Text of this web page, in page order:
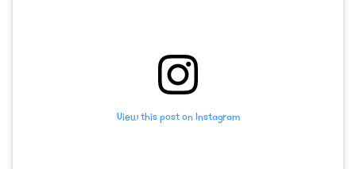
View this post on Instagram